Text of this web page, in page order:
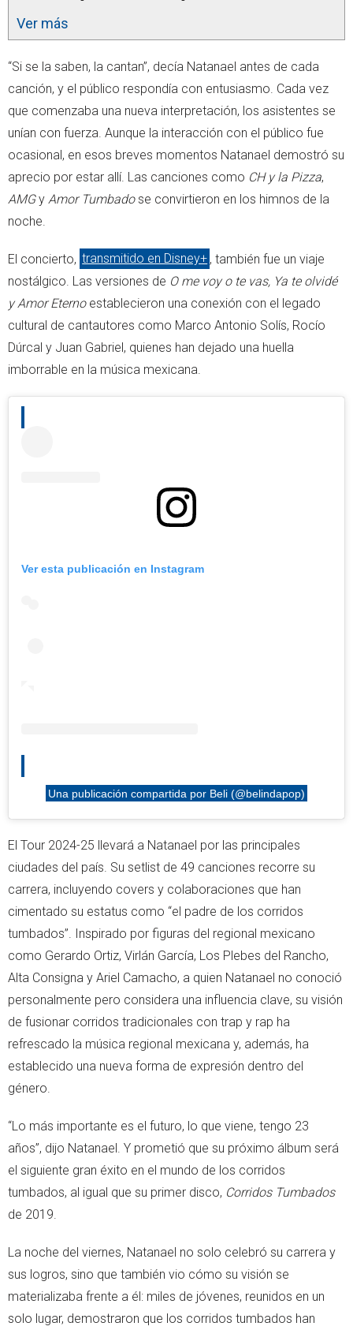
Ver más
“Si se la saben, la cantan”, decía Natanael antes de cada
canción, y el público respondía con entusiasmo. Cada vez
que comenzaba una nueva interpretación, los asistentes se
unían con fuerza. Aunque la interacción con el público fue
ocasional, en esos breves momentos Natanael demostró su
aprecio por estar allí. Las canciones como CH y la Pizza,
AMGy Amor Tumbadose convirtieron en los himnos de la
noche.
El concierto, transmitido en Disney+ , también fue un viaje
nostálgico. Las versiones de O me voy o te vas, Ya te olvidé
y Amor Eternoestablecieron una conexión con el legado
cultural de cantautores como Marco Antonio Solís, Rocío
Dúrcal y Juan Gabriel, quienes han dejado una huella
imborrable en la música mexicana.
Ver esta publicación en Instagram
Una publicación compartida por Beli (@belindapop)
El Tour 2024-25 llevará a Natanael por las principales
ciudades del país. Su setlist de 49 canciones recorre su
carrera, incluyendo covers y colaboraciones que han
cimentado su estatus como “el padre de los corridos
tumbados”. Inspirado por figuras del regional mexicano
como Gerardo Ortiz, Virlán García, Los Plebes del Rancho,
Alta Consigna y Ariel Camacho, a quien Natanael no conoció
personalmente pero considera una influencia clave, su visión
de fusionar corridos tradicionales con trap y rap ha
refrescado la música regional mexicana y, además, ha
establecido una nueva forma de expresión dentro del
género.
“Lo más importante es el futuro, lo que viene, tengo 23
años”, dijo Natanael. Y prometió que su próximo álbum será
el siguiente gran éxito en el mundo de los corridos
tumbados, al igual que su primer disco, Corridos Tumbados
de 2019.
La noche del viernes, Natanael no solo celebró su carrera y
sus logros, sino que también vio cómo su visión se
materializaba frente a él: miles de jóvenes, reunidos en un
solo lugar, demostraron que los corridos tumbados han